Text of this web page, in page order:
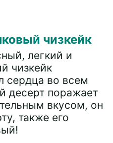
чизкейк
легкий и
чизкейк
сердца во всем
десерт поражает
вкусом, он
также его